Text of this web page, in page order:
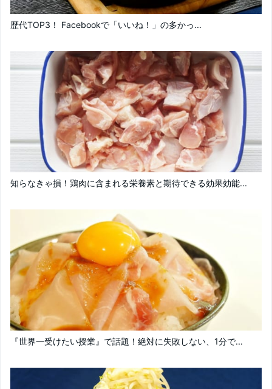
歴代TOP3！ Facebookで「いいね！」の多かっ...
知らなきゃ損！鶏肉に含まれる栄養素と期待できる効果効能...
『世界一受けたい授業』で話題！絶対に失敗しない、1分で...